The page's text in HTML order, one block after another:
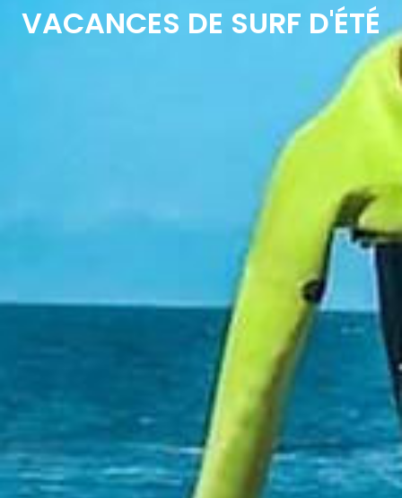
VACANCES DE SURF D'ÉTÉ